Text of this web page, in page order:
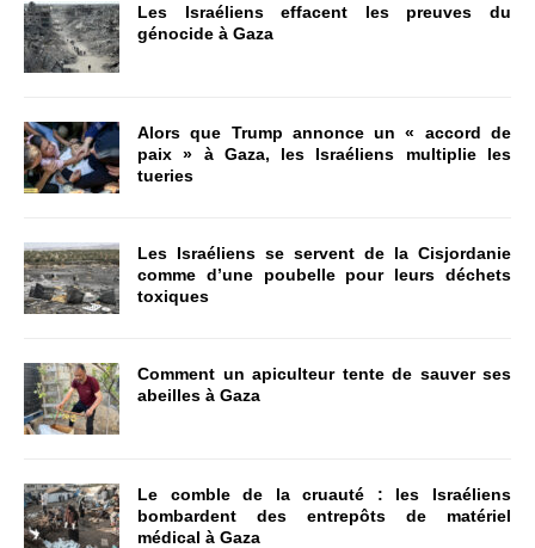
Les Israéliens effacent les preuves du
génocide à Gaza
Alors que Trump annonce un « accord de
paix » à Gaza, les Israéliens multiplie les
tueries
Les Israéliens se servent de la Cisjordanie
comme d’une poubelle pour leurs déchets
toxiques
Comment un apiculteur tente de sauver ses
abeilles à Gaza
Le comble de la cruauté : les Israéliens
bombardent des entrepôts de matériel
médical à Gaza